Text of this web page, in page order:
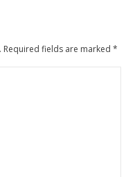
fields are marked *